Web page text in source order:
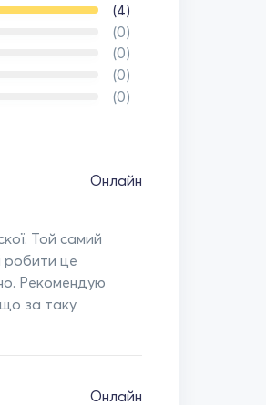
(4)
(0)
(0)
(0)
(0)
Онлайн
Той самий
робити це
Рекомендую
за таку
Онлайн